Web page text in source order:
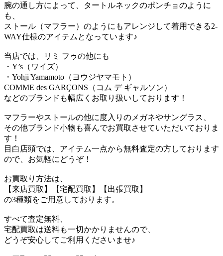
腕の通し方によって、タートルネックのポンチョのように
も、
ストール（マフラー）のようにもアレンジして着用できる2-
WAY仕様のアイテムとなっています♪
当店では、リミ フゥの他にも
・Y’s（ワイズ）
・Yohji Yamamoto（ヨウジヤマモト）
COMME des GARÇONS（コム デ ギャルソン）
などのブランドも幅広くお取り扱いしております！
マフラーやストールの他に度入りのメガネやサングラス、
その他ブランド小物も喜んでお買取させていただいておりま
す！
目白店頭では、アイテム一点から無料査定の方しております
ので、お気軽にどうぞ！
お買取り方法は、
【来店買取】【宅配買取】【出張買取】
の3種類をご用意しております。
すべて査定無料、
宅配買取は送料も一切かかりませんので、
どうぞ安心してご利用くださいませ♪